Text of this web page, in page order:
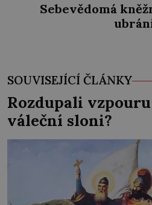
Sebevědomá
SOUVISEJÍCÍ ČLÁNKY
Rozdupali
váleční sloni?